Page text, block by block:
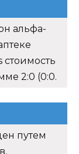
альфа-
2:0 (0:0.
путем